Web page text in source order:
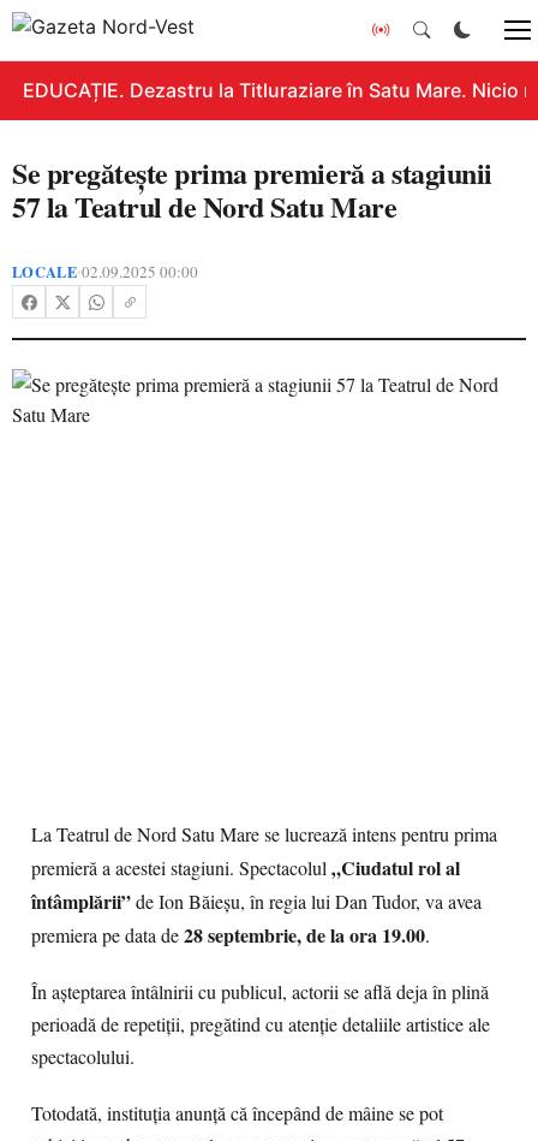
EDUCAȚIE. Dezastru la Titluraziare în Satu Mare. Nicio
Se pregătește prima premieră a stagiunii
57 la Teatrul de Nord Satu Mare
LOCALE•02.09.2025 00:00
La Teatrul de Nord Satu Mare se lucrează intens pentru prima
premieră a acestei stagiuni. Spectacolul„Ciudatul rol al
întâmplării”de Ion Băieșu, în regia lui Dan Tudor, va avea
premiera pe data de28 septembrie, de la ora 19.00.
În așteptarea întâlnirii cu publicul, actorii se află deja în plină
perioadă de repetiții, pregătind cu atenție detaliile artistice ale
spectacolului.
Totodată, instituția anunță că începând de mâine se pot